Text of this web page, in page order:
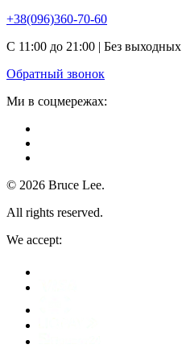
+38(096)360-70-60
С 11:00 до 21:00 | Без выходных
Обратный звонок
Ми в соцмережах:
© 2026 Bruce Lee.
All rights reserved.
We accept: